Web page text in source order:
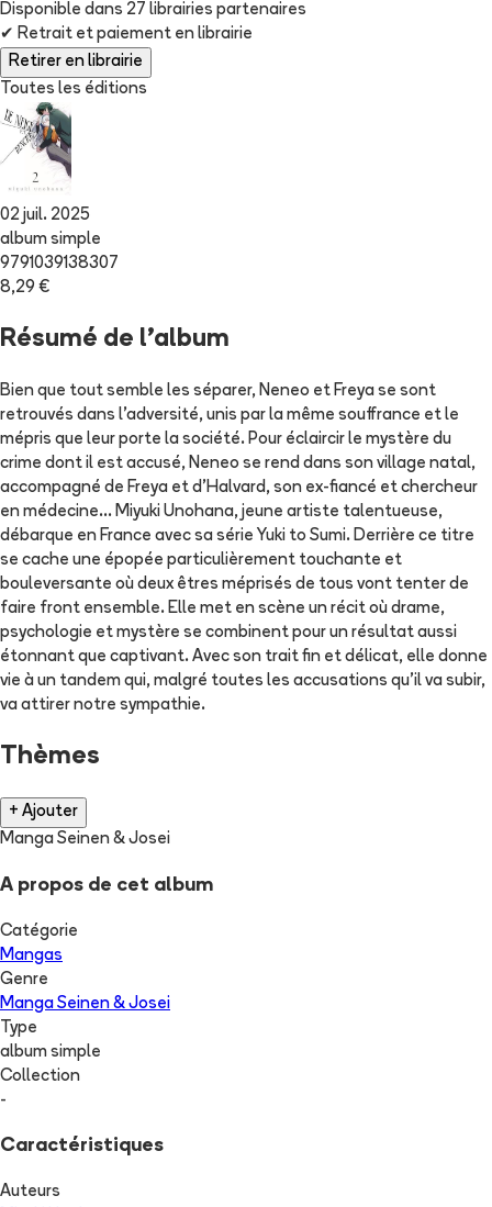
Disponible dans 27 librairies partenaires
✔ Retrait et paiement en librairie
Retirer en librairie
Toutes les éditions
02 juil. 2025
album simple
9791039138307
8,29 €
Résumé de l'album
Bien que tout semble les séparer, Neneo et Freya se sont
retrouvés dans l'adversité, unis par la même souffrance et le
mépris que leur porte la société. Pour éclaircir le mystère du
crime dont il est accusé, Neneo se rend dans son village natal,
accompagné de Freya et d'Halvard, son ex-fiancé et chercheur
en médecine... Miyuki Unohana, jeune artiste talentueuse,
débarque en France avec sa série Yuki to Sumi. Derrière ce titre
se cache une épopée particulièrement touchante et
bouleversante où deux êtres méprisés de tous vont tenter de
faire front ensemble. Elle met en scène un récit où drame,
psychologie et mystère se combinent pour un résultat aussi
étonnant que captivant. Avec son trait fin et délicat, elle donne
vie à un tandem qui, malgré toutes les accusations qu'il va subir,
va attirer notre sympathie.
Thèmes
+ Ajouter
Manga Seinen & Josei
A propos de cet album
Catégorie
Mangas
Genre
Manga Seinen & Josei
Type
album simple
Collection
-
Caractéristiques
Auteurs